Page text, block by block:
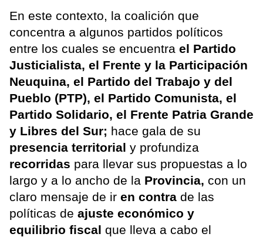
En este contexto, la coalición que
concentra a algunos partidos políticos
entre los cuales se encuentra el Partido
Justicialista, el Frente y la Participación
Neuquina, el Partido del Trabajo y del
Pueblo (PTP), el Partido Comunista, el
Partido Solidario, el Frente Patria Grande
y Libres del Sur; hace gala de su
presencia territorial y profundiza
recorridas para llevar sus propuestas a lo
largo y a lo ancho de la Provincia, con un
claro mensaje de ir en contra de las
políticas de ajuste económico y
equilibrio fiscal que lleva a cabo el